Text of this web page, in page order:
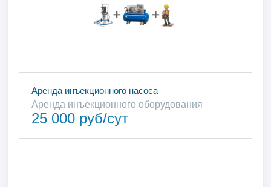
Аренда инъекционного насоса
Аренда инъекционного оборудования
25 000 руб/сут